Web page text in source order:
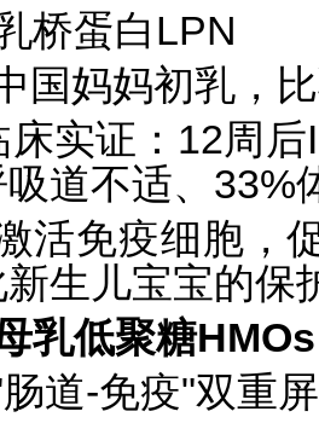
桥蛋白LPN
国妈妈初乳，
床实证：12周
道不适、33%
活免疫细胞，
生儿宝宝的保
乳低聚糖
道-免疫"双重